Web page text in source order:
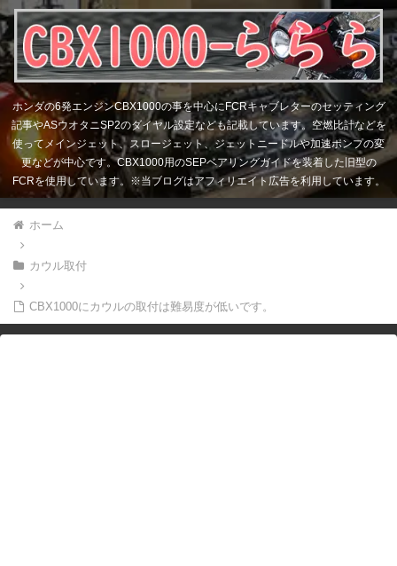
ホンダの6発エンジンCBX1000の事を中心にFCRキャブレターのセッティング
記事やASウオタニSP2のダイヤル設定なども記載しています。空燃比計などを
使ってメインジェット、スロージェット、ジェットニードルや加速ポンプの変
更などが中心です。CBX1000用のSEPベアリングガイドを装着した旧型の
FCRを使用しています。※当ブログはアフィリエイト広告を利用しています。
ホーム
カウル取付
CBX1000にカウルの取付は難易度が低いです。